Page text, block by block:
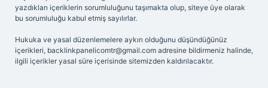
yazdıkları içeriklerin sorumluluğunu taşımakta olup, siteye üye olarak
bu sorumluluğu kabul etmiş sayılırlar.
Hukuka ve yasal düzenlemelere aykırı olduğunu düşündüğünüz
içerikleri, backlinkpanelicomtr@gmail.com adresine bildirmeniz halinde,
ilgili içerikler yasal süre içerisinde sitemizden kaldırılacaktır.